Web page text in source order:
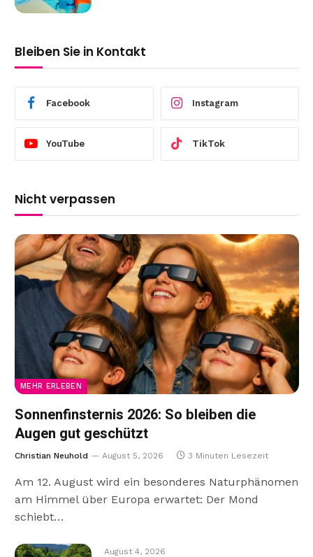
Bleiben Sie in Kontakt
Facebook Instagram
YouTube TikTok
Nicht verpassen
MEHR ERLEBEN
Sonnenfinsternis 2026: So bleiben die
Augen gut geschützt
Christian Neuhold August 5, 2026 3 Minuten Lesezeit
Am 12. August wird ein besonderes Naturphänomen
am Himmel über Europa erwartet: Der Mond
schiebt…
August 4, 2026